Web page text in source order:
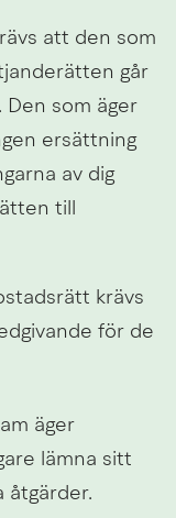
att den som
går
som äger
ersättning
av dig
till
krävs
för de
äger
lämna sitt
åtgärder.